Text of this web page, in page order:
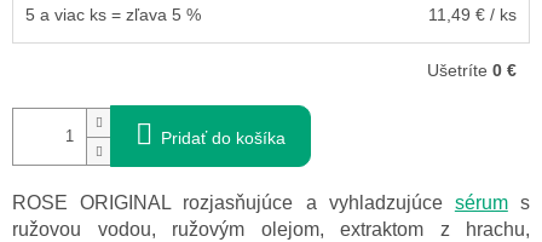
5 a viac ks = zľava 5 % 11,49 € / ks
Ušetríte 0 €
Pridať do košíka
ROSE ORIGINAL rozjasňujúce a vyhladzujúce sérums
ružovou vodou, ružovým olejom, extraktom z hrachu,